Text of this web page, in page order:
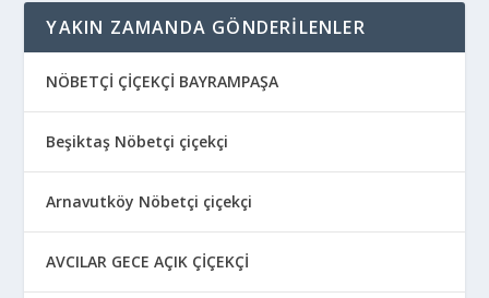
YAKIN ZAMANDA GÖNDERILENLER
NÖBETÇİ ÇİÇEKÇİ BAYRAMPAŞA
Beşiktaş Nöbetçi çiçekçi
Arnavutköy Nöbetçi çiçekçi
AVCILAR GECE AÇIK ÇİÇEKÇİ